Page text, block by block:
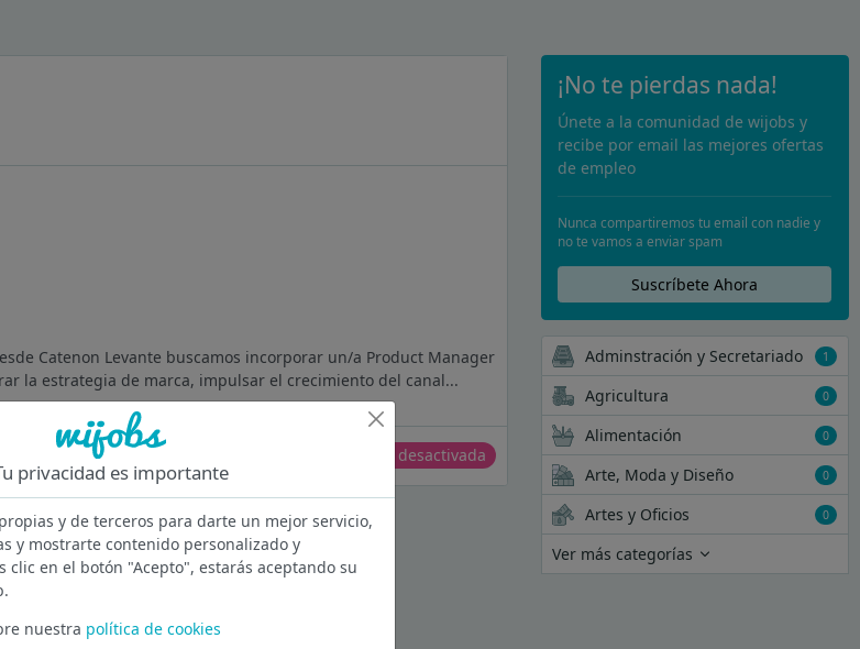
Catenon Levante buscamos incorporar un/a Product Manager
la estrategia de marca, impulsar el crecimiento del canal...
Oferta desactivada
¡No te pierdas nada!
Únete a la comunidad de wijobs y
recibe por email las mejores ofertas
de empleo
Nunca compartiremos tu email con nadie y
no te vamos a enviar spam
Suscríbete Ahora
Adminstración y Secretariado 1
Agricultura 0
Alimentación 0
Arte, Moda y Diseño 0
Artes y Oficios 0
Ver más categorías
privacidad es importante
y de terceros para darte un mejor servicio,
y mostrarte contenido personalizado y
clic en el botón "Acepto", estarás aceptando su
nuestra política de cookies